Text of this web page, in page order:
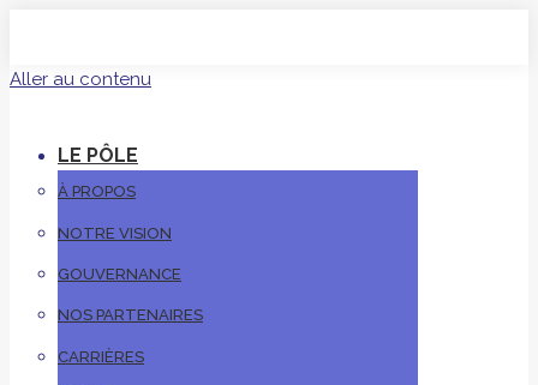
Aller au contenu
LE PÔLE
À PROPOS
NOTRE VISION
GOUVERNANCE
NOS PARTENAIRES
CARRIÈRES